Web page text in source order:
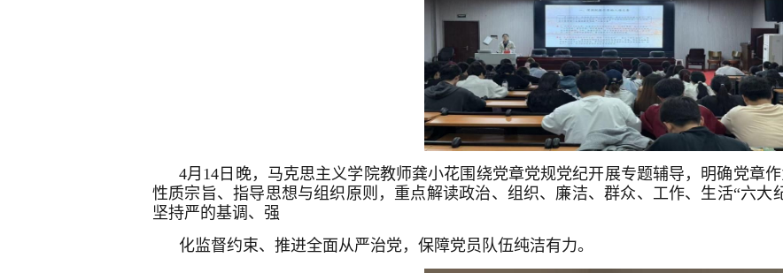
4月14日晚，马克思主义学院教师龚小花围绕党章党规党纪开展专题辅导，明确党章
性质宗旨、指导思想与组织原则，重点解读政治、组织、廉洁、群众、工作、生活“六大
坚持严的基调、强
化监督约束、推进全面从严治党，保障党员队伍纯洁有力。